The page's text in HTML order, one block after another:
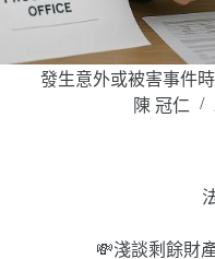
發生意外或被害事件
陳 冠仁
💸淺談剩餘財